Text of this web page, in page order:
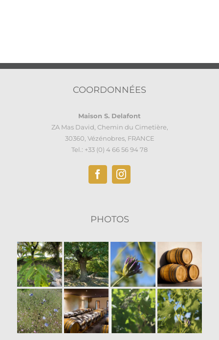
COORDONNÉES
Maison S. Delafont
ZA Mas David, Chemin du Cimetière,
30360, Vézénobres, FRANCE
Tel.: +33 (0) 4 66 56 94 78
PHOTOS